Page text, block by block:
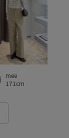
mee
171cm